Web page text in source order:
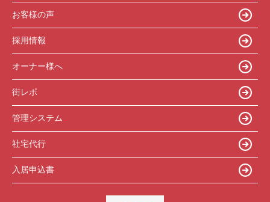
お客様の声
採用情報
オーナー様へ
街レポ
管理システム
社宅代行
入居申込書